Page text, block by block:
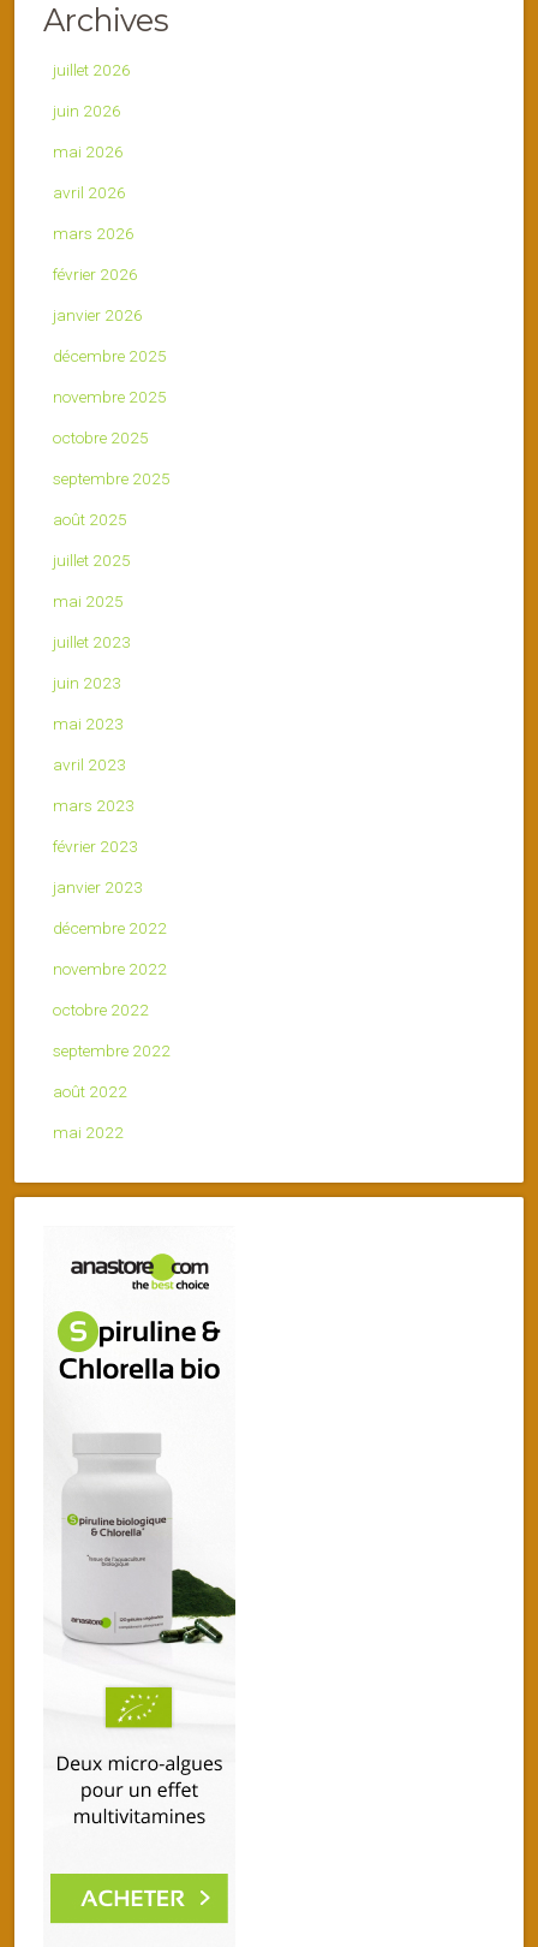
Archives
juillet 2026
juin 2026
mai 2026
avril 2026
mars 2026
février 2026
janvier 2026
décembre 2025
novembre 2025
octobre 2025
septembre 2025
août 2025
juillet 2025
mai 2025
juillet 2023
juin 2023
mai 2023
avril 2023
mars 2023
février 2023
janvier 2023
décembre 2022
novembre 2022
octobre 2022
septembre 2022
août 2022
mai 2022